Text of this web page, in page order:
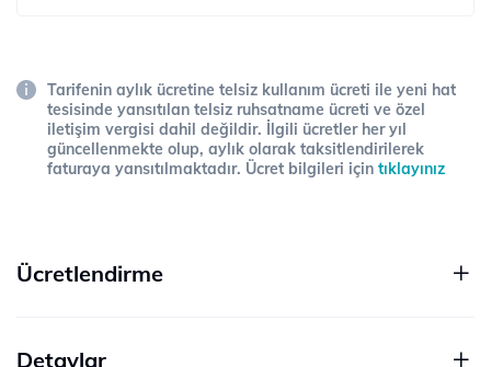
Tarifenin aylık ücretine telsiz kullanım ücreti ile yeni hat
tesisinde yansıtılan telsiz ruhsatname ücreti ve özel
iletişim vergisi dahil değildir. İlgili ücretler her yıl
güncellenmekte olup, aylık olarak taksitlendirilerek
faturaya yansıtılmaktadır. Ücret bilgileri için tıklayınız
Ücretlendirme
Detaylar